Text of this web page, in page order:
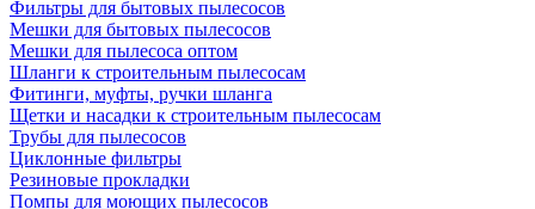
Фильтры для бытовых пылесосов
Мешки для бытовых пылесосов
Мешки для пылесоса оптом
Шланги к строительным пылесосам
Фитинги, муфты, ручки шланга
Щетки и насадки к строительным пылесосам
Трубы для пылесосов
Циклонные фильтры
Резиновые прокладки
Помпы для моющих пылесосов